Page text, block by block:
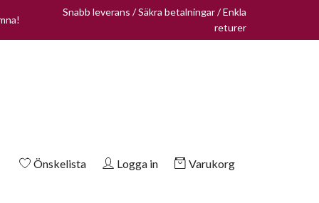
Snabb leverans / Säkra betalningar / Enkla
returer
Önskelista Logga in Varukorg